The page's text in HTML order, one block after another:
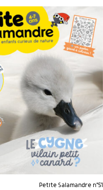
Petite Salamandre n°51